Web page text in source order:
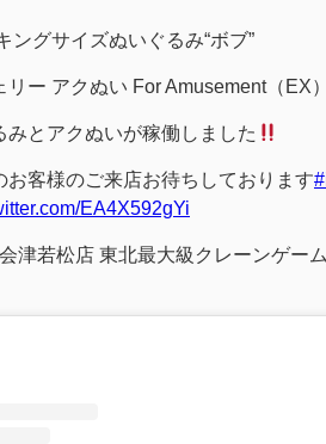
ングサイズぬいぐるみ“ボブ”
リー アクぬい For Amusement（EX）
みとアクぬいが稼働しました
お客様のご来店お待ちしております
EA4X592gYi
津若松店 東北最大級クレーンゲー